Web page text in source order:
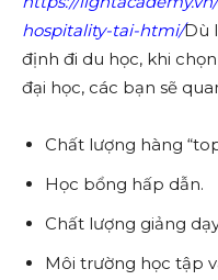
hospitality-tai-htmi/Dù
định đi du học, khi
đại học, các bạn sẽ
Chất lượng hàng
Học bổng hấp dẫn.
Chất lượng giảng
Môi trường học tập